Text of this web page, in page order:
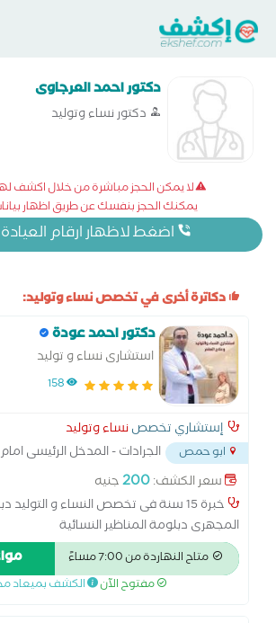
دكتور احمد العرجاوى
دكتور نساء وتوليد
لا يمكن الحجز مباشرة من خلال اكشف
يمكنك الحجز بنفسك عن طريق اظهار
اضغط لاظهار ارقام
دكاترة أخرى في تخصص نساء وتوليد:
دكتور احمد عودة
استشارى نساء و توليد
158
إستشاري تخصصنساء وتوليد
ابو حمص
الجرادات - المدخل الرئيسى
محمد راغب...
سعر الكشف:200جنيه
خبرة 15 سنة فى تخصص النساء و التوليد
المجهرى دبلومة المناظير النسائية
متاح النهاردة من 7:00 مساءً
مفتوح الآن الكشف بميعاد